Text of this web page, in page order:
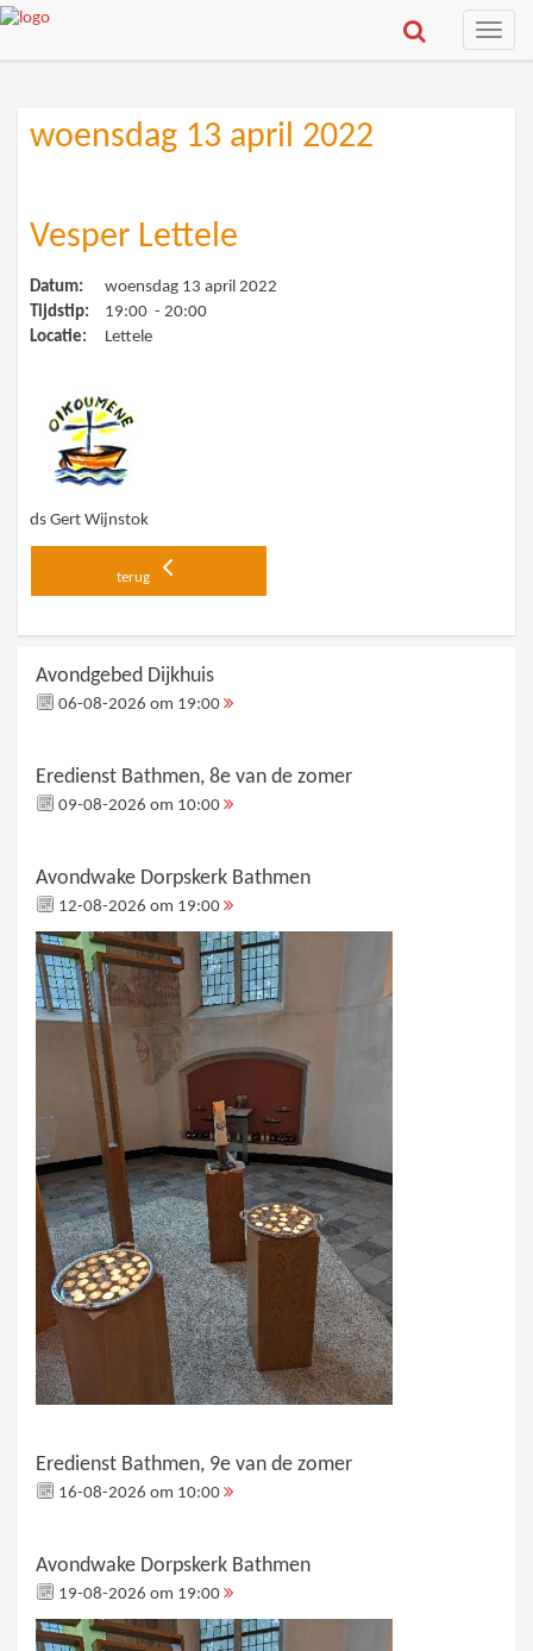
Toggle
woensdag 13 april 2022
Vesper Lettele
Datum:
woensdag 13 april 2022
Tijdstip:
19:00 - 20:00
Locatie:
Lettele
ds Gert Wijnstok
terug
Avondgebed Dijkhuis
06-08-2026 om 19:00
Eredienst Bathmen, 8e van de zomer
09-08-2026 om 10:00
Avondwake Dorpskerk Bathmen
12-08-2026 om 19:00
Eredienst Bathmen, 9e van de zomer
16-08-2026 om 10:00
Avondwake Dorpskerk Bathmen
19-08-2026 om 19:00